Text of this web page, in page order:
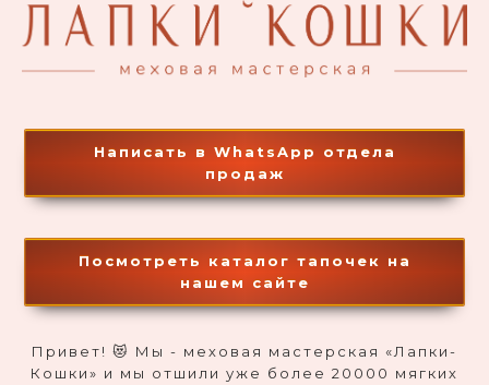
Написать в WhatsApp отдела
продаж
Посмотреть каталог тапочек на
нашем сайте
Привет! 😻 Мы - меховая мастерская «Лапки-
Кошки» и мы отшили уже более 20000 мягких